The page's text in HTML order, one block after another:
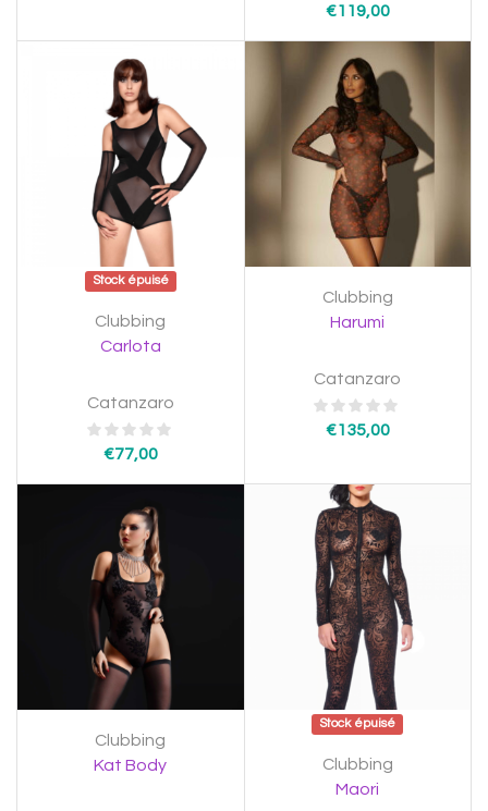
€119,00
Stock épuisé
Clubbing
Carlota
Catanzaro
€77,00
Clubbing
Harumi
Catanzaro
€135,00
Clubbing
Kat Body
Stock épuisé
Clubbing
Maori